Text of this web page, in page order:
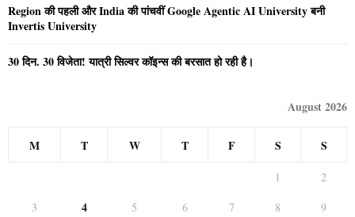
Region की पहली और India की पांचवीं Google Agentic AI University बनी
Invertis University
30 दिन. 30 विजेता! यात्री सिल्वर कॉइन्स की बरसात हो रही है।
August 2026
M T W T F S S
1
2
3
4 5 6 7 8
9